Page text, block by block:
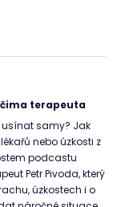
terapeuta
usínat samy? Jak
nebo úzkosti z
podcastu
Petr Pivoda, který
úzkostech i o